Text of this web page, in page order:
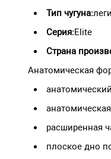
Тип чугуна:
Серия:Elite
Страна
Анатомическая
расширенная
плоское дно